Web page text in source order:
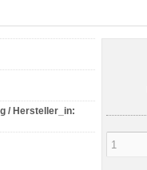
/ Hersteller_in: